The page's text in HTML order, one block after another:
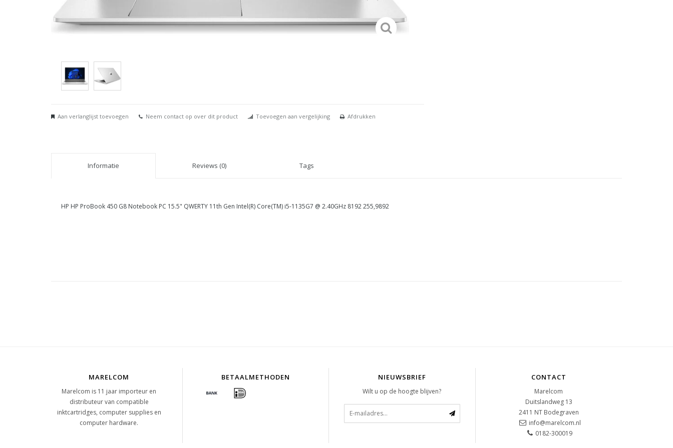
Aan verlanglijst toevoegen Neem contact op over dit product Toevoegen aan vergelijking Afdrukken
Informatie Reviews (0) Tags
HP HP ProBook 450 G8 Notebook PC 15.5" QWERTY 11th Gen Intel(R) Core(TM) i5-1135G7 @ 2.40GHz 8192 255,9892
MARELCOM
Marelcom is 11 jaar importeur en
distributeur van compatible
inktcartridges, computer supplies en
computer hardware.
BETAALMETHODEN NIEUWSBRIEF
Wilt u op de hoogte blijven?
CONTACT
Marelcom
Duitslandweg 13
2411 NT Bodegraven
info@marelcom.nl
0182-300019